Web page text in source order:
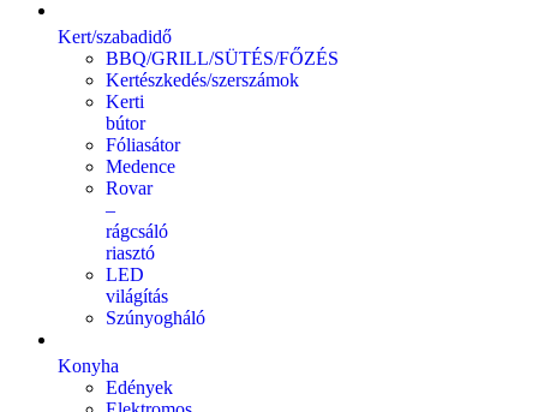
Kert/szabadidő
BBQ/GRILL/SÜTÉS/FŐZÉS
Kertészkedés/szerszámok
Kerti
bútor
Fóliasátor
Medence
Rovar
–
rágcsáló
riasztó
LED
világítás
Szúnyogháló
Konyha
Edények